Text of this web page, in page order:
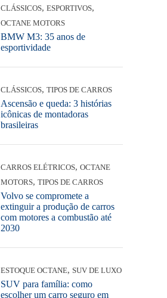
CLÁSSICOS, ESPORTIVOS,
OCTANE MOTORS
BMW M3: 35 anos de
esportividade
CLÁSSICOS, TIPOS DE CARROS
Ascensão e queda: 3 histórias
icônicas de montadoras
brasileiras
CARROS ELÉTRICOS, OCTANE
MOTORS, TIPOS DE CARROS
Volvo se compromete a
extinguir a produção de carros
com motores a combustão até
2030
ESTOQUE OCTANE, SUV DE LUXO
SUV para família: como
escolher um carro seguro em